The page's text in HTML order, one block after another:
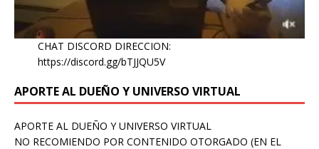
CHAT DISCORD DIRECCION:
https://discord.gg/bTJJQU5V
APORTE AL DUEÑO Y UNIVERSO VIRTUAL
APORTE AL DUEÑO Y UNIVERSO VIRTUAL
NO RECOMIENDO POR CONTENIDO OTORGADO (EN EL